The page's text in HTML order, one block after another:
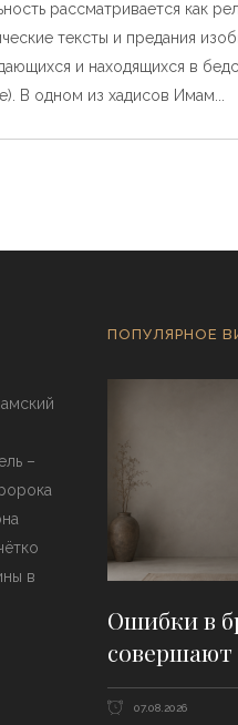
рассматривается как
тексты и предания
и находящихся в
В одном из хадисов Имам
–
в
ПОПУЛЯРНОЕ
Ошибки в
совершают
07.08.2026